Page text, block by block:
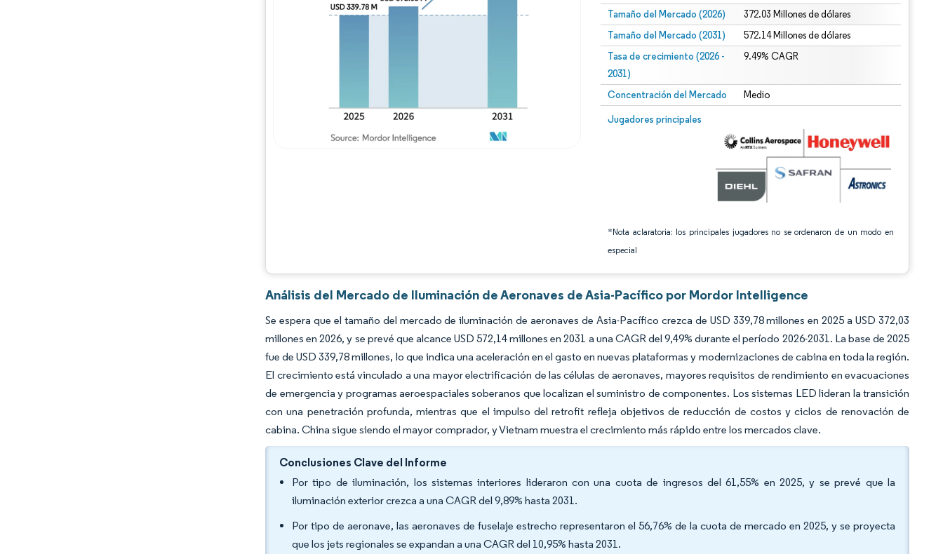
Tamaño del Mercado (2026) 372.03 Millones de dólares
Tamaño del Mercado (2031) 572.14 Millones de dólares
Tasa de crecimiento (2026 -
2031)
9.49% CAGR
Concentración del Mercado Medio
Jugadores principales
*Nota aclaratoria: los principales jugadores no se ordenaron de un modo en
especial
Imagen © Mordor Intelligence. El uso requiere atribución según CC BY 4.0.
Imagen © Mordor Intelligence. El uso requiere atribución según CC BY 4.0.
Análisis del Mercado de Iluminación de Aeronaves de Asia-Pacífico por Mordor Intelligence
Se espera que el tamaño del mercado de iluminación de aeronaves de Asia-Pacífico crezca de USD 339,78 millones en 2025 a USD 372,03
millones en 2026, y se prevé que alcance USD 572,14 millones en 2031 a una CAGR del 9,49% durante el período 2026-2031. La base de 2025
fue de USD 339,78 millones, lo que indica una aceleración en el gasto en nuevas plataformas y modernizaciones de cabina en toda la región.
El crecimiento está vinculado a una mayor electrificación de las células de aeronaves, mayores requisitos de rendimiento en evacuaciones
de emergencia y programas aeroespaciales soberanos que localizan el suministro de componentes. Los sistemas LED lideran la transición
con una penetración profunda, mientras que el impulso del retrofit refleja objetivos de reducción de costos y ciclos de renovación de
cabina. China sigue siendo el mayor comprador, y Vietnam muestra el crecimiento más rápido entre los mercados clave.
Conclusiones Clave del Informe
Por tipo de iluminación, los sistemas interiores lideraron con una cuota de ingresos del 61,55% en 2025, y se prevé que la
iluminación exterior crezca a una CAGR del 9,89% hasta 2031.
Por tipo de aeronave, las aeronaves de fuselaje estrecho representaron el 56,76% de la cuota de mercado en 2025, y se proyecta
que los jets regionales se expandan a una CAGR del 10,95% hasta 2031.